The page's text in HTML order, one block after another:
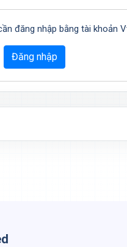
đăng nhập bằng tài khoản
Đăng nhập